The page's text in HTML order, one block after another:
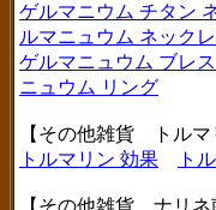
ゲルマニウム チタン
ルマニュウム ネック
ゲルマニュウム ブレ
ニュウム リング
【その他雑貨 トルマ
トルマリン 効果
ト
【その他雑貨 ナリネ